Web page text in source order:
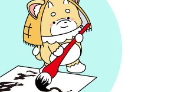
資料ダウンロード
イン・デザインガイド
サイトポリシー